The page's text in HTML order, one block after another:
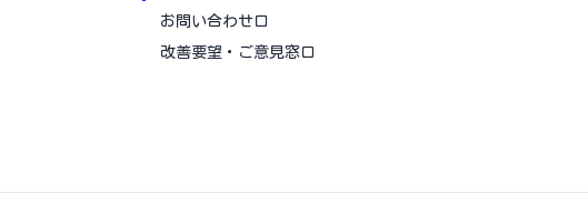
お問い合わせ口
改善要望・ご意見窓口